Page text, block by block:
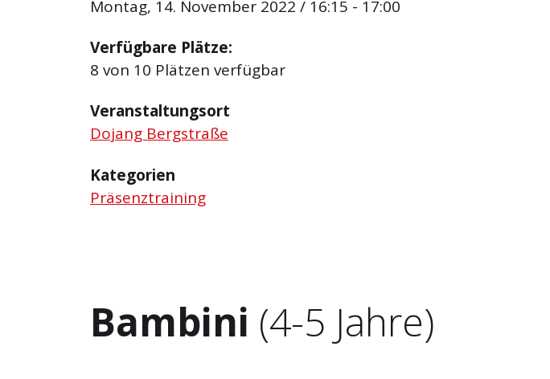
Montag, 14. November 2022 / 16:15 - 17:00
Verfügbare Plätze:
8 von 10 Plätzen verfügbar
Veranstaltungsort
Dojang Bergstraße
Kategorien
Präsenztraining
Bambini (4-5 Jahre)